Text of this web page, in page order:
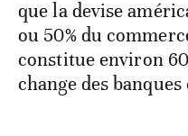
que la devise
ou 50% du
constitue environ
change des